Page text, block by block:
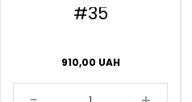
#35
910,00 UAH